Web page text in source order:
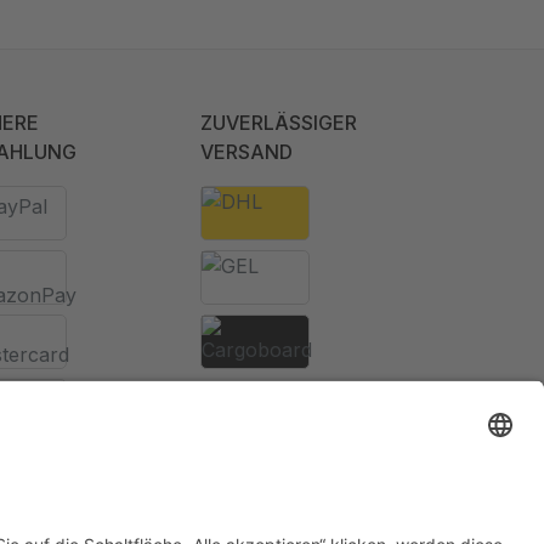
ZUVERLÄSSIGER
VERSAND